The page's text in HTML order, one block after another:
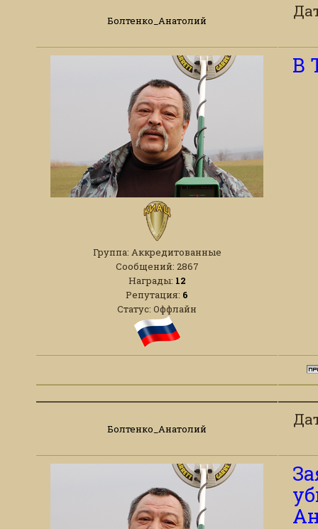
Болтенко_Анатолий
Группа: Аккредитованные
Сообщений: 2867
Награды: 12
Репутация: 6
Статус: Оффлайн
В
Болтенко_Анатолий